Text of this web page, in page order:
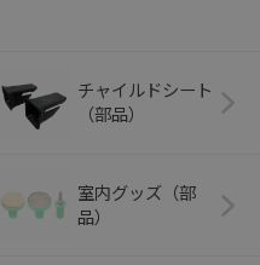
チャイルドシート
（部品）
室内グッズ（部
品）